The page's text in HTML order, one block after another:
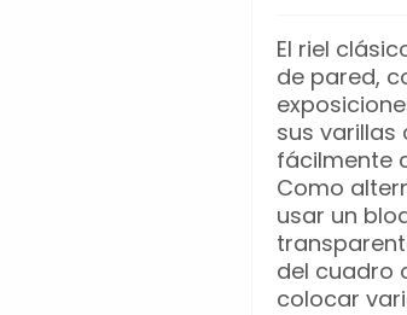
El riel
de pared,
sus varillas
fácilmente
Como
usar un
del cuadro
colocar